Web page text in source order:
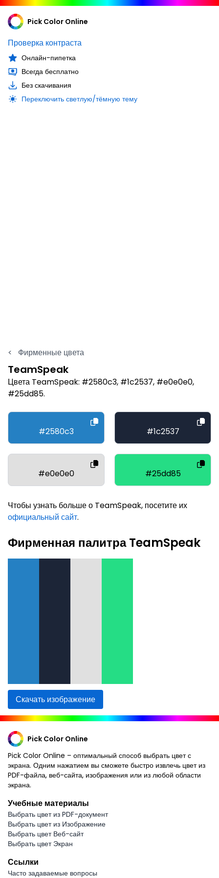
Pick Color Online
Проверка контраста
Онлайн-пипетка
Всегда бесплатно
Без скачивания
Переключить светлую/тёмную тему
< Фирменные цвета
TeamSpeak
Цвета TeamSpeak: #2580c3, #1c2537, #e0e0e0,
#25dd85.
#2580c3 #1c2537
#e0e0e0 #25dd85
Чтобы узнать больше о TeamSpeak, посетите их
официальный сайт.
Фирменная палитра TeamSpeak
Скачать изображение
Pick Color Online
Pick Color Online – оптимальный способ выбрать цвет с
экрана. Одним нажатием вы сможете быстро извлечь цвет из
PDF-файла, веб-сайта, изображения или из любой области
экрана.
Учебные материалы
Выбрать цвет из PDF-документ
Выбрать цвет из Изображение
Выбрать цвет Веб-сайт
Выбрать цвет Экран
Ссылки
Часто задаваемые вопросы